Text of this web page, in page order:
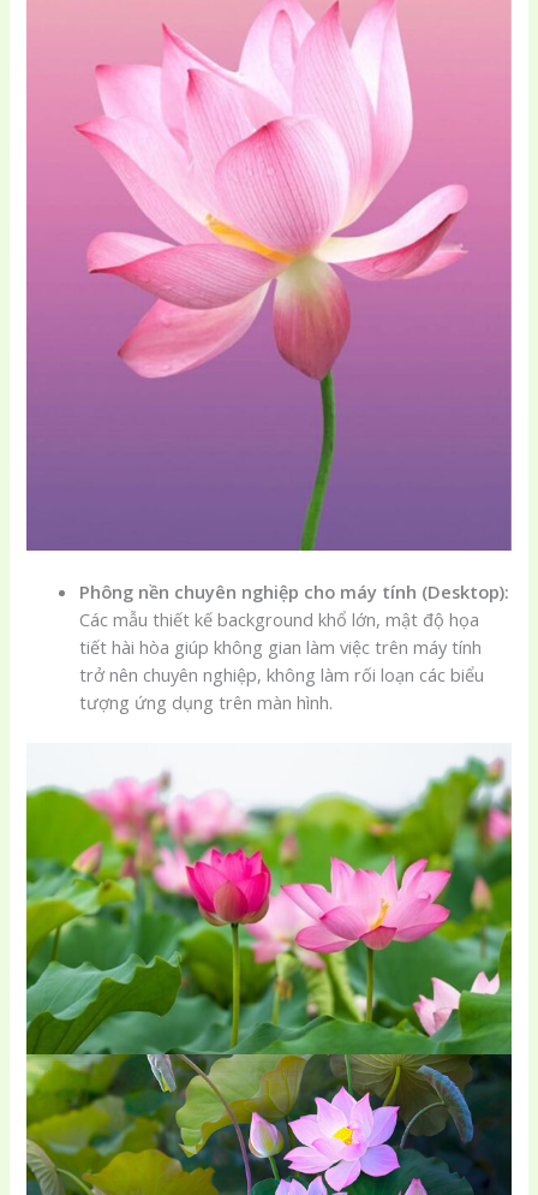
Phông nền chuyên nghiệp cho máy tính (Desktop):
Các mẫu thiết kế background khổ lớn, mật độ họa
tiết hài hòa giúp không gian làm việc trên máy tính
trở nên chuyên nghiệp, không làm rối loạn các biểu
tượng ứng dụng trên màn hình.